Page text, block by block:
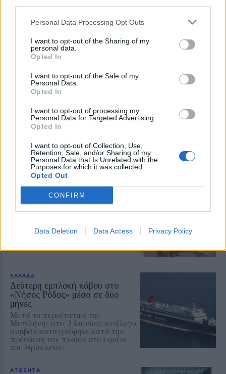
Personal Data Processing Opt Outs
I want to opt-out of the Sharing of my
personal data.
Opted In
I want to opt-out of the Sale of my
Personal Data.
Opted In
I want to opt-out of processing my
Personal Data for Targeted Advertising.
Opted In
I want to opt-out of Collection, Use,
Retention, Sale, and/or Sharing of my
Personal Data that Is Unrelated with the
Purposes for which it was collected.
Opted Out
CONFIRM
Data Deletion Data Access Privacy Policy
Add stonisi.gr on Google ↗
ΣΤΗΝ ΙΔΙΑ ΚΑΤΗΓΟΡΙΑ
ΑΤΖΕΝΤΑ
Μπινταγιάλα στον Μεσότοπο
Μουσική, φωτογραφία και
δραματοποίηση συνθέτουν την
των οργάνων» τη Δευτέρα 10
Αυγούστου
Πενθήμερο υψηλών
θερμοκρασιών στη Μυτιλήνη
Στους 38 βαθμούς ο υδράργυρος
οι άνεμοι στην περιοχή
ΕΛΛΑΔΑ
Δεύτερη εμπλοκή κάβου στο
«Νήσος Ρόδος» μέσα σε δύο
μήνες
Μετά το περιστατικό της
Μυτιλήνης στις 3 Ιουνίου, ανάλογο
συμβάν καταγράφηκε κατά την
πρόσδεση του πλοίου στο λιμάνι
του Ηρακλείου
ΑΤΖΕΝΤΑ